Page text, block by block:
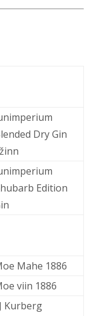
Dry Gin
Edition
Mahe 1886
viin 1886
Kurberg